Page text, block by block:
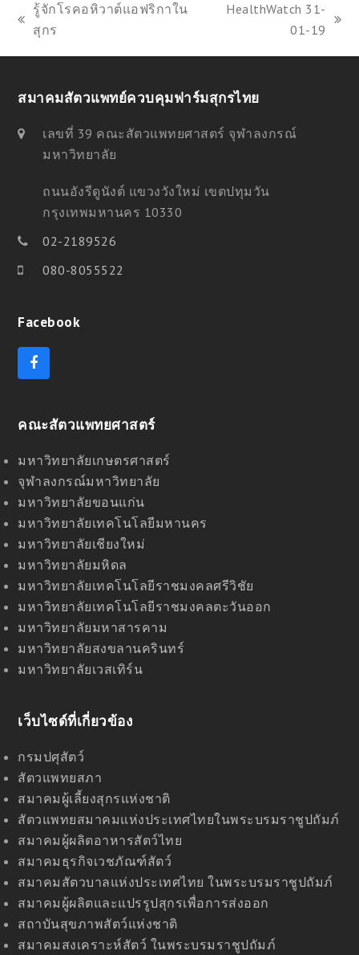
previous
รู้จักโรคอหิวาต์แอฟริกาใน
สุกร
HealthWatch 31-
01-19
สมาคมสัตวแพทย์ควบคุมฟาร์มสุกรไทย
เลขที่ 39 คณะสัตวแพทยศาสตร์ จุฬาลงกรณ์
มหาวิทยาลัย
ถนนอังรีดูนังต์ แขวงวังใหม่ เขตปทุมวัน
กรุงเทพมหานคร 10330
02-2189526
080-8055522
Facebook
F
a
b
o
k
คณะสัตวแพทยศาสตร์
มหาวิทยาลัยเกษตรศาสตร์
จุฬาลงกรณ์มหาวิทยาลัย
มหาวิทยาลัยขอนแก่น
มหาวิทยาลัยเทคโนโลยีมหานคร
มหาวิทยาลัยเชียงใหม่
มหาวิทยาลัยมหิดล
มหาวิทยาลัยเทคโนโลยีราชมงคลศรีวิชัย
มหาวิทยาลัยเทคโนโลยีราชมงคลตะวันออก
มหาวิทยาลัยมหาสารคาม
มหาวิทยาลัยสงขลานครินทร์
มหาวิทยาลัยเวสเทิร์น
เว็บไซด์ที่เกี่ยวข้อง
กรมปศุสัตว์
สัตวแพทยสภา
สมาคมผู้เลี้ยงสุกรแห่งชาติ
สัตวแพทยสมาคมแห่งประเทศไทยในพระบรมราชูปถัมภ์
สมาคมผู้ผลิตอาหารสัตว์ไทย
สมาคมธุรกิจเวชภัณฑ์สัตว์
สมาคมสัตวบาลแห่งประเทศไทย ในพระบรมราชูปถัมภ์
สมาคมผู้ผลิตและแปรรูปสุกรเพื่อการส่งออก
สถาบันสุขภาพสัตว์แห่งชาติ
สมาคมสงเคราะห์สัตว์ ในพระบรมราชูปถัมภ์